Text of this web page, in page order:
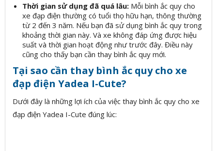
Thời gian sử dụng đã quá lâu: Mỗi bình ắc quy cho
xe đạp điện thường có tuổi thọ hữu hạn, thông thường
từ 2 đến 3 năm. Nếu bạn đã sử dụng bình ắc quy trong
khoảng thời gian này. Và xe không đáp ứng được hiệu
suất và thời gian hoạt động như trước đây. Điều này
cũng cho thấy bạn cần thay bình ắc quy mới.
Tại sao cần thay bình ắc quy cho xe
đạp điện Yadea I-Cute?
Dưới đây là những lợi ích của việc thay bình ắc quy cho xe
đạp điện Yadea I-Cute đúng lúc: